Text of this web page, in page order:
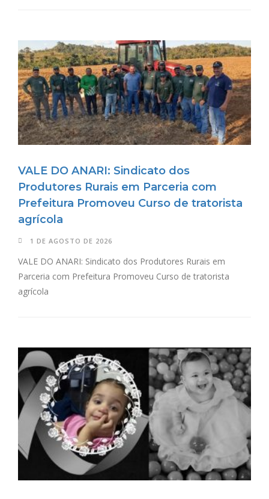
VALE DO ANARI: Sindicato dos
Produtores Rurais em Parceria com
Prefeitura Promoveu Curso de tratorista
agrícola
1 DE AGOSTO DE 2026
VALE DO ANARI: Sindicato dos Produtores Rurais em
Parceria com Prefeitura Promoveu Curso de tratorista
agrícola